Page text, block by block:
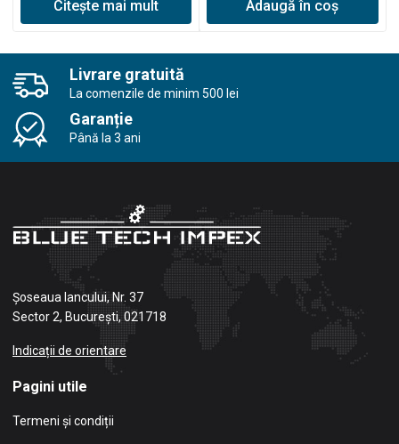
Citește mai mult Adaugă în coș
Livrare gratuită
La comenzile de minim 500 lei
Garanție
Până la 3 ani
Șoseaua Iancului, Nr. 37
Sector 2, București, 021718
Indicații de orientare
Pagini utile
Termeni și condiții